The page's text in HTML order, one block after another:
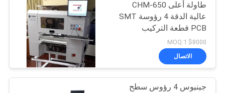
آلة SMT الصغيرة
21
طاولة أعلى CHM-650
عالية الدقة 4 رؤوسة SMT
PCB قطعة التركيب
$8000 MOQ:1
الاتصال
جينيوس 4 رؤوس سطح